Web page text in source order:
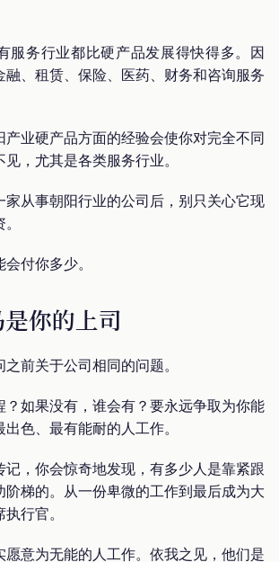
服务行业都比硬产品发展得快得多。因
融、租赁、保险、医药、财务和咨询服务
产业硬产品方面的经验会使你对完全不同
，尤其是各类服务行业。
家从事朝阳行业的公司后，别只关心它现
付你多少。
你的上司
前关于公司相同的问题。
？如果没有，谁会有？要永远争取为你能
色、最有能耐的人工作。
记，你会惊奇地发现，有多少人是靠紧跟
阶梯的。从一份卑微的工作到最后成为大
行官。
愿意为无能的人工作。依我之见，他们是